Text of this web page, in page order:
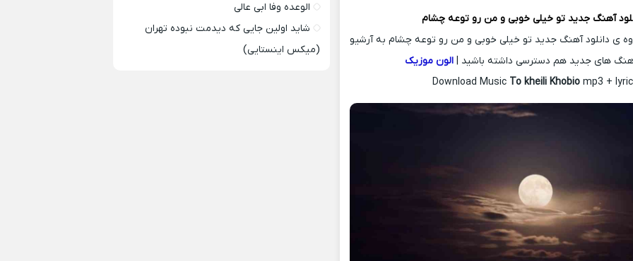
آهنگ جدیدتو خیلی خوبی و من رو توعه چشام
ی دانلود آهنگ جدید تو خیلی خوبی و من رو توعه چشام به آرشیو
های جدید هم دسترسی داشته باشید | الون موزیک
Download Music To kheili Khobio mp3 + lyric
الوعده وفا ابی عالی
شاید اولین جایی که دیدمت نبوده تهران
(میکس اینستایی)